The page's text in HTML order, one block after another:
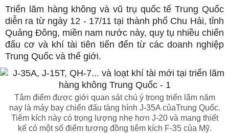
Triển lãm hàng không và vũ trụ quốc tế Trung Quốc
diễn ra từ ngày 12 - 17/11 tại thành phố Chu Hải, tỉnh
Quảng Đông, miền nam nước này, quy tụ nhiều chiến
đấu cơ và khí tài tiên tiến đến từ các doanh nghiệp
Trung Quốc và thế giới.
Tâm điểm được giới quan sát chú ý trong triển lãm năm
nay là máy bay chiến đấu tàng hình J-35A củaTrung Quốc.
Tiêm kích này có trọng lượng nhẹ hơn J-20 và mang thiết
kế có một số điểm tương đồng tiêm kích F-35 của Mỹ.